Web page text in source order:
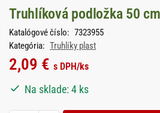
Truhlíková podložka 50
Katalógové číslo: 7323955
Kategória: Truhlíky plast
2,09 € s DPH/ks
Na sklade: 4 ks